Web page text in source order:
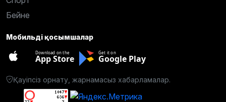
Бейне
Мобильді қосымшалар
Download on the
App Store
Get it on
Google Play
Қауіпсіз орнату, жарнамасыз хабарламалар.